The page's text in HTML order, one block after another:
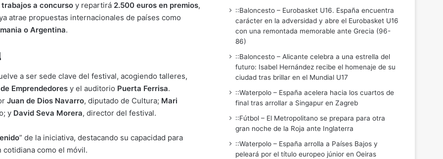
a concurso y repartirá 2.500 euros en premios,
atrae propuestas internacionales de países como
o Argentina.
a ser sede clave del festival, acogiendo talleres,
Emprendedores y el auditorio Puerta Ferrisa.
Juan de Dios Navarro, diputado de Cultura; Mari
y David Seva Morera, director del festival.
” de la iniciativa, destacando su capacidad para
cotidiana como el móvil.
::Baloncesto – Eurobasket U16. España encuentra
carácter en la adversidad y abre el Eurobasket U16
con una remontada memorable ante Grecia (96-
86)
::Baloncesto – Alicante celebra a una estrella del
futuro: Isabel Hernández recibe el homenaje de su
ciudad tras brillar en el Mundial U17
::Waterpolo – España acelera hacia los cuartos de
final tras arrollar a Singapur en Zagreb
::Fútbol – El Metropolitano se prepara para otra
gran noche de la Roja ante Inglaterra
::Waterpolo – España arrolla a Países Bajos y
peleará por el título europeo júnior en Oeiras